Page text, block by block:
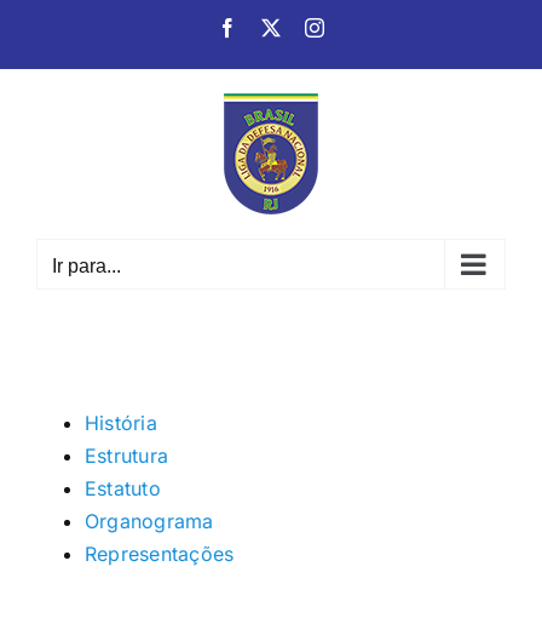
Facebook Instagram
Ir para...
História
Estrutura
Estatuto
Organograma
Representações